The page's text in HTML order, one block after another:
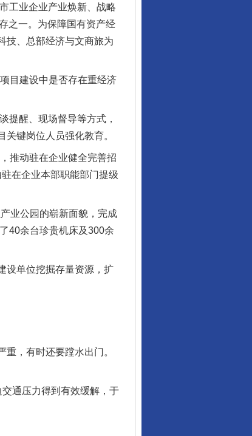
工业企业产业焕新、战略
之一。为保障国有资产经
技、总部经济与文商旅为
目建设中是否存在重经济
提醒、现场督导等方式，
键岗位人员强化教育。
推动驻在企业健全完善招
在企业本部职能部门提级
业公园的崭新面貌，完成
40余台珍贵机床及300余
单位挖掘存量资源，扩
，有时还要蹚水出门。
通压力得到有效缓解，于